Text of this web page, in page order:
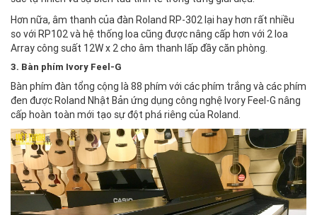
Hơn nữa, âm thanh của đàn Roland RP-302 lại hay hơn rất nhiều
so với RP102 và hệ thống loa cũng được nâng cấp hơn với 2 loa
Array công suất 12W x 2 cho âm thanh lấp đầy căn phòng.
3. Bàn phím Ivory Feel-G
Bàn phím đàn tổng cộng là 88 phím với các phím trắng và các phím
đen được Roland Nhật Bản ứng dụng công nghệ Ivory Feel-G nâng
cấp hoàn toàn mới tạo sự đột phá riêng của Roland.